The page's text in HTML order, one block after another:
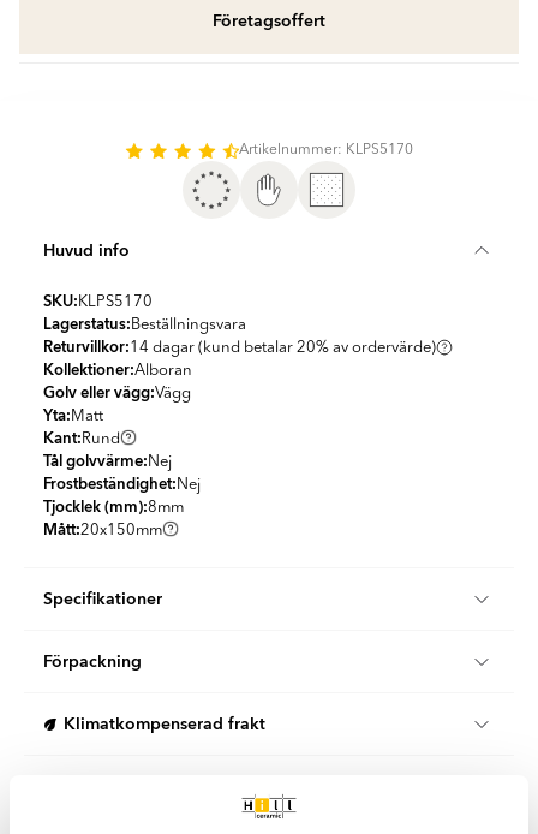
Rengöring & Underhåll
Kakellist
Företagsoffert
Artikelnummer: KLPS5170
Huvud info
SKU: KLPS5170
Lagerstatus: Beställningsvara
Returvillkor:14 dagar (kund betalar 20% av ordervärde)
Kollektioner:Alboran
Golv eller vägg:Vägg
Yta: Matt
Kant: Rund
Tål golvvärme: Nej
Frostbeständighet: Nej
Tjocklek (mm):8mm
Mått:20x150mm
Specifikationer
Produktmaterial:
Utseende: Enfärgad
Land:Spanien
Förpackning
KG per Box:
St per m2: 330.77
Klimatkompenserad frakt
med DHL och DSV i Sverige och Danmark.